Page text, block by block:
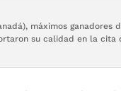
máximos ganadores
su calidad en la cita